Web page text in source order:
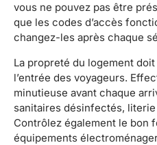
vous ne pouvez pas être
que les codes d’accès
changez-les après chaque
La propreté du logement
l’entrée des voyageurs.
minutieuse avant chaque
sanitaires désinfectés,
Contrôlez également le bon
équipements